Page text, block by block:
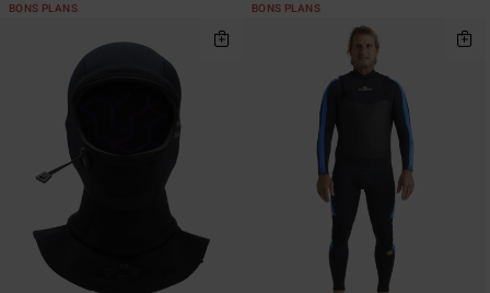
BONS PLANS BONS PLANS